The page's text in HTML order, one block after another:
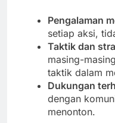
Pengalaman
setiap aksi,
Taktik dan
masing-
taktik dalam
Dukungan
dengan
menonton.